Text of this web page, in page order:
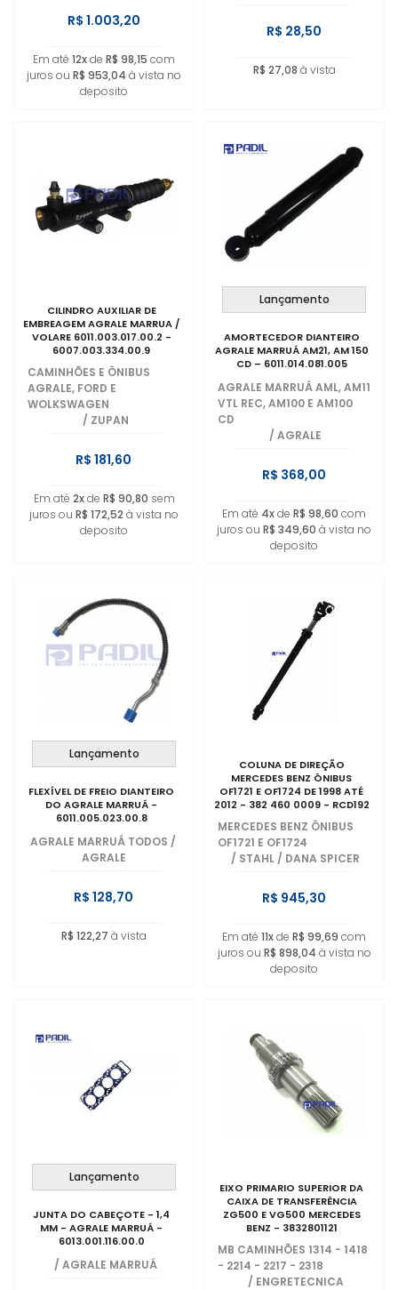
R$ 1.003,20
Em até 12xde R$ 98,15 com
juros ou R$ 953,04 à vista no
deposito
R$ 28,50
R$ 27,08 à vista
CILINDRO AUXILIAR DE
EMBREAGEM AGRALE MARRUA /
VOLARE 6011.003.017.00.2 -
6007.003.334.00.9
CAMINHÕES E ÔNIBUS
AGRALE, FORD E
WOLKSWAGEN
/ ZUPAN
R$ 181,60
Em até 2xde R$ 90,80 sem
juros ou R$ 172,52 à vista no
deposito
Lançamento
AMORTECEDOR DIANTEIRO
AGRALE MARRUÁ AM21, AM 150
CD – 6011.014.081.005
AGRALE MARRUÁ AML, AM11
VTL REC, AM100 E AM100
CD
/ AGRALE
R$ 368,00
Em até 4xde R$ 98,60 com
juros ou R$ 349,60 à vista no
deposito
Lançamento
FLEXÍVEL DE FREIO DIANTEIRO
DO AGRALE MARRUÁ -
6011.005.023.00.8
AGRALE MARRUÁ TODOS /
AGRALE
R$ 128,70
R$ 122,27 à vista
COLUNA DE DIREÇÃO
MERCEDES BENZ ÔNIBUS
OF1721 E OF1724 DE 1998 ATÉ
2012 - 382 460 0009 - RCD192
MERCEDES BENZ ÔNIBUS
OF1721 E OF1724
/ STAHL / DANA SPICER
R$ 945,30
Em até 11xde R$ 99,69 com
juros ou R$ 898,04 à vista no
deposito
Lançamento
JUNTA DO CABEÇOTE - 1,4
MM - AGRALE MARRUÁ -
6013.001.116.00.0
/ AGRALE MARRUÁ
EIXO PRIMARIO SUPERIOR DA
CAIXA DE TRANSFERÊNCIA
ZG500 E VG500 MERCEDES
BENZ - 3832801121
MB CAMINHÕES 1314 - 1418
- 2214 - 2217 - 2318
/ ENGRETECNICA